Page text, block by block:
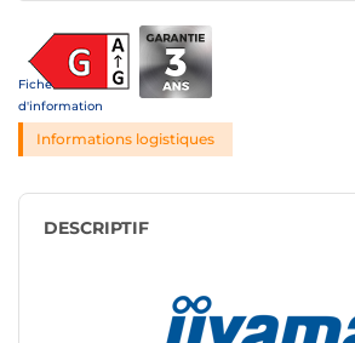
Fiche
d'information
Informations logistiques
DESCRIPTIF